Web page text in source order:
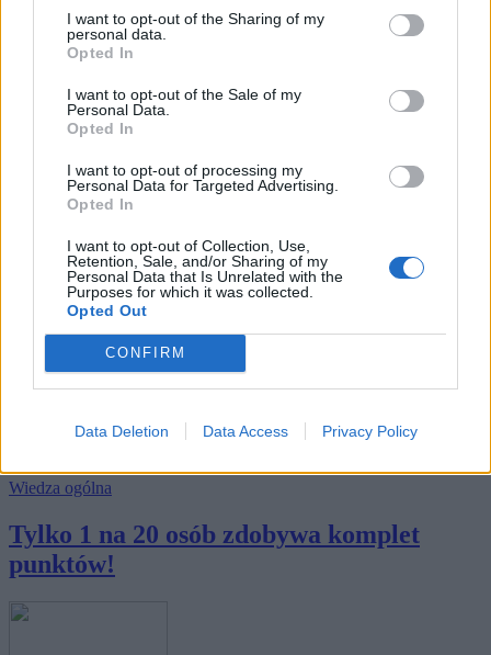
I want to opt-out of the Sharing of my
personal data.
Opted In
I want to opt-out of the Sale of my
Personal Data.
Opted In
I want to opt-out of processing my
Personal Data for Targeted Advertising.
Opted In
I want to opt-out of Collection, Use,
Retention, Sale, and/or Sharing of my
Personal Data that Is Unrelated with the
Purposes for which it was collected.
Opted Out
CONFIRM
Data Deletion Data Access Privacy Policy
Wiedza ogólna
Czy znasz poprawne odpowiedzi na
pytania z ró...
Czy znasz ciekawostki o kobietach?
Wiedza ogólna
Tylko 1 na 20 osób zdobywa komplet
punktów!